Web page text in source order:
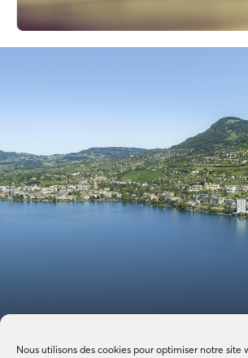
Nous utilisons des cookies pour optimiser notre site